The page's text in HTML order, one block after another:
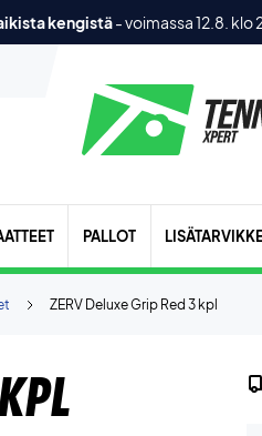
kengistä-voimassa 12.8. klo
PALLOT
ZERV Deluxe Grip Red 3 kpl